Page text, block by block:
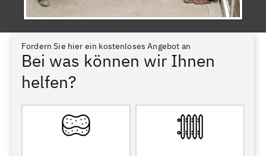
Fordern Sie hier ein kostenloses Angebot an
Bei was können wir Ihnen
helfen?